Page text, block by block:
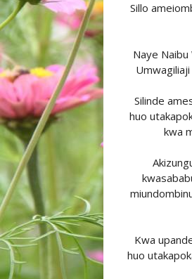
Sillo
Naye
Silinde
huo
kwa
Kwa
huo